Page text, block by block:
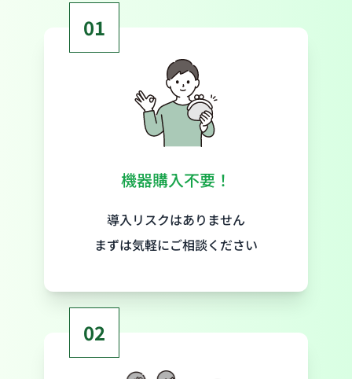
01
機器購入不要！
導入リスクはありません
まずは気軽にご相談ください
02